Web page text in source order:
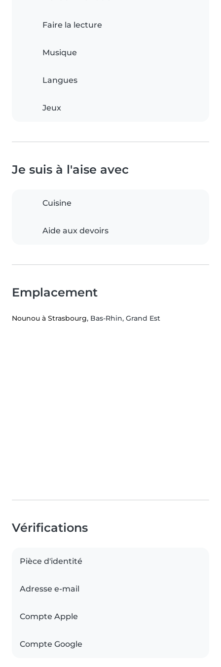
Faire la lecture
Musique
Langues
Jeux
Je suis à l'aise avec
Cuisine
Aide aux devoirs
Emplacement
Nounou à Strasbourg, Bas-Rhin, Grand Est
Vérifications
Pièce d'identité
Adresse e-mail
Compte Apple
Compte Google